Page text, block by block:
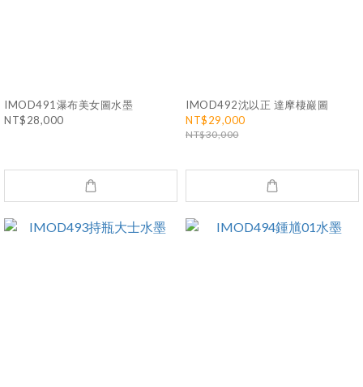
IMOD491瀑布美女圖水墨
NT$28,000
IMOD492沈以正 達摩棲巖圖
NT$29,000
NT$30,000